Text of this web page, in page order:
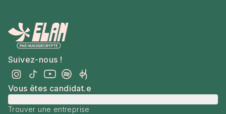
Suivez-nous !
Vous êtes candidat.e
Trouver une entreprise